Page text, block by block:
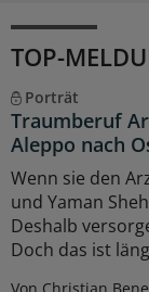
TOP-
Porträt
Traumberuf
Aleppo nach
Wenn sie den
und Yaman
Deshalb
Doch das ist